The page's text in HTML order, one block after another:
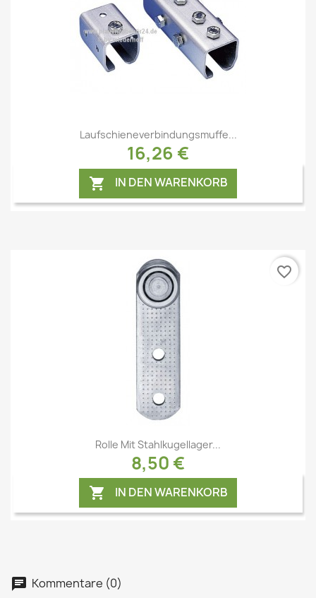
Vorschau
Laufschieneverbindungsmuffe...
16,26 €
 IN DEN WARENKORB
Vorschau
Rolle Mit Stahlkugellager...
8,50 €
 IN DEN WARENKORB
favorite_border
Kommentare (0)